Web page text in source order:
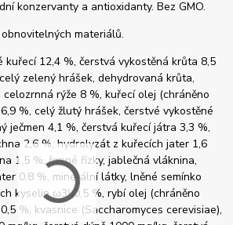
konzervanty a antioxidanty. Bez GMO.
materiálů.
kuřecí 12,4 %, čerstvá vykostěná krůta 8,5
zelený hrášek, dehydrovaná krůta,
rýže 8 %, kuřecí olej (chráněno
%, celý žlutý hrášek, čerstvé vykostěné
ječmen 4,1 %, čerstvá kuřecí játra 3,3 %,
2,6 %, hydrolyzát z kuřecích jater 1,6
1,5 %, řepné řízky, jablečná vláknina,
0,8 %, minerální látky, lněné semínko
kyselin ω3) 0,5 %, rybí olej (chráněno
%, kvasnice (Saccharomyces cerevisiae),